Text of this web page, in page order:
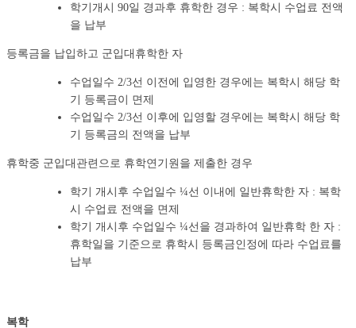
학기개시 90일 경과후 휴학한 경우 : 복학시 수업료 전액
을 납부
등록금을 납입하고 군입대휴학한 자
수업일수 2/3선 이전에 입영한 경우에는 복학시 해당 학
기 등록금이 면제
수업일수 2/3선 이후에 입영할 경우에는 복학시 해당 학
기 등록금의 전액을 납부
휴학중 군입대관련으로 휴학연기원을 제출한 경우
학기 개시후 수업일수 ¼선 이내에 일반휴학한 자 : 복학
시 수업료 전액을 면제
학기 개시후 수업일수 ¼선을 경과하여 일반휴학 한 자 :
휴학일을 기준으로 휴학시 등록금인정에 따라 수업료를
납부
복학